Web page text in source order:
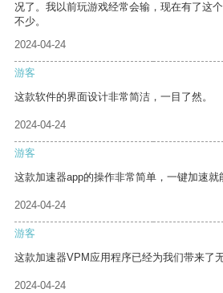
况了。我以前玩游戏经常会输，现在有了这
不少。
2024-04-24
游客
这款软件的界面设计非常简洁，一目了然。
2024-04-24
游客
这款加速器app的操作非常简单，一键加速就
2024-04-24
游客
这款加速器VPM应用程序已经为我们带来了
2024-04-24